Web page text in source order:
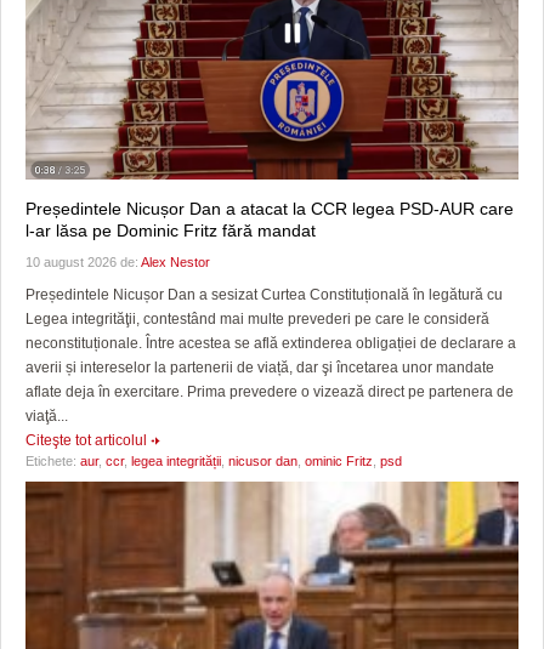
Președintele Nicușor Dan a atacat la CCR legea PSD-AUR care
l-ar lăsa pe Dominic Fritz fără mandat
10 august 2026 de: Alex Nestor
Președintele Nicușor Dan a sesizat Curtea Constituțională în legătură cu
Legea integrităţii, contestând mai multe prevederi pe care le consideră
neconstituționale. Între acestea se află extinderea obligației de declarare a
averii și intereselor la partenerii de viață, dar şi încetarea unor mandate
aflate deja în exercitare. Prima prevedere o vizează direct pe partenera de
viaţă...
Citeşte tot articolul
Etichete: aur, ccr, legea integrității nicusor dan ominic Fritz psd